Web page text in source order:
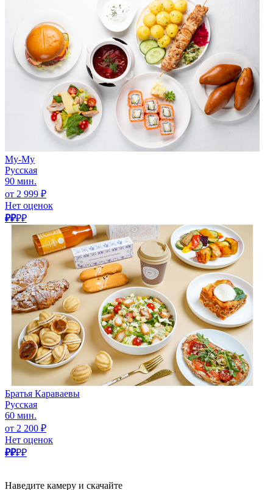
Му-Му
Русская
90 мин.
от 2 999 ₽
Нет оценок
₽₽₽₽
Братья Караваевы
Русская
60 мин.
от 2 200 ₽
Нет оценок
₽₽₽₽
Наведите камеру и скачайте